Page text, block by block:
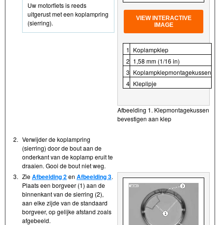
Uw motorfiets is reeds
uitgerust met een koplampring
(sierring).
VIEW INTERACTIVE
IMAGE
1 Koplampklep
2 1,58 mm (1/16 in)
3 Koplampklepmontagekussen
4 Kleplipje
Afbeelding 1. Klepmontagekussen
bevestigen aan klep
2. Verwijder de koplampring
(sierring) door de bout aan de
onderkant van de koplamp eruit te
draaien. Gooi de bout niet weg.
3. ZieAfbeelding 2en Afbeelding 3.
Plaats een borgveer (1) aan de
binnenkant van de sierring (2),
aan elke zijde van de standaard
borgveer, op gelijke afstand zoals
afgebeeld.